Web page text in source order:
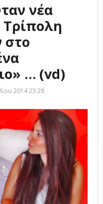
νέα
Τρίπολη
στο
… (vd)
2014 23:28